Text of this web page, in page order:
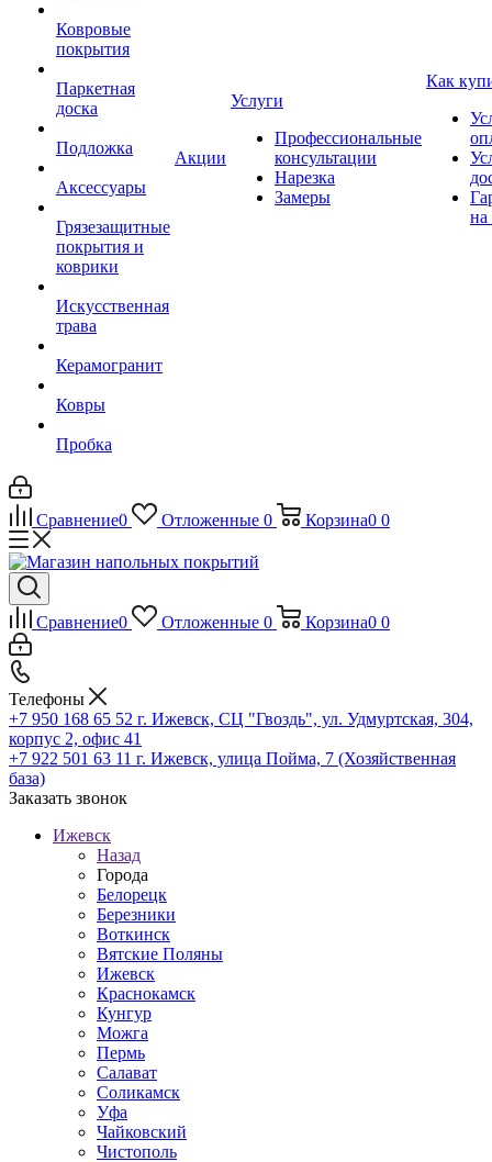
Ковровые
покрытия
Паркетная
доска
Подложка
Аксессуары
Грязезащитные
покрытия и
коврики
Искусственная
трава
Керамогранит
Ковры
Пробка
Акции
Услуги
Профессиональные
консультации
Нарезка
Замеры
Как
на
Сравнение0 Отложенные 0 Корзина0 0
Сравнение0 Отложенные 0 Корзина0 0
Телефоны
+7 950 168 65 52 г. Ижевск, СЦ "Гвоздь", ул. Удмуртская, 304,
корпус 2, офис 41
+7 922 501 63 11 г. Ижевск, улица Пойма, 7 (Хозяйственная
база)
Заказать звонок
Ижевск
Назад
Города
Белорецк
Березники
Воткинск
Вятские Поляны
Ижевск
Краснокамск
Кунгур
Можга
Пермь
Салават
Соликамск
Уфа
Чайковский
Чистополь